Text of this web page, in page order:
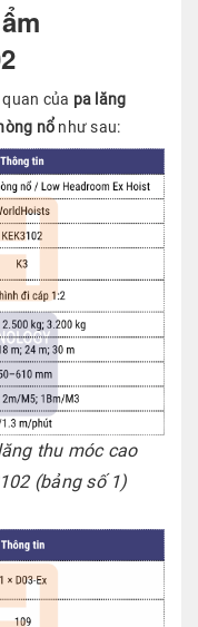
của pa lăng
nổ như sau:
thu móc cao
(bảng số 1)